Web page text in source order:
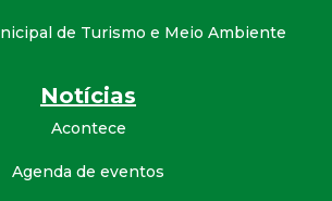
de Turismo e Meio Ambiente
Notícias
Acontece
Agenda de eventos